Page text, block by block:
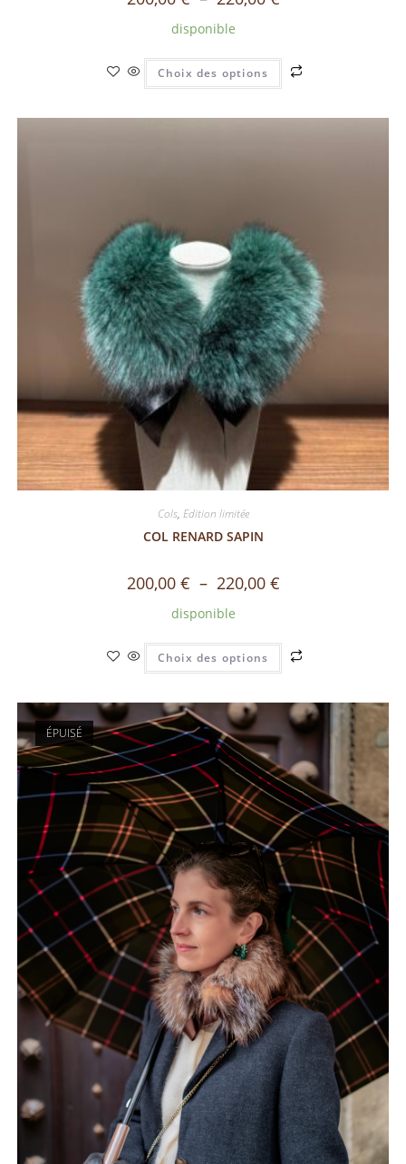
disponible
Choix des options
Cols, Edition limitée
COL RENARD SAPIN
200,00 € – 220,00 €
disponible
Choix des options
ÉPUISÉ